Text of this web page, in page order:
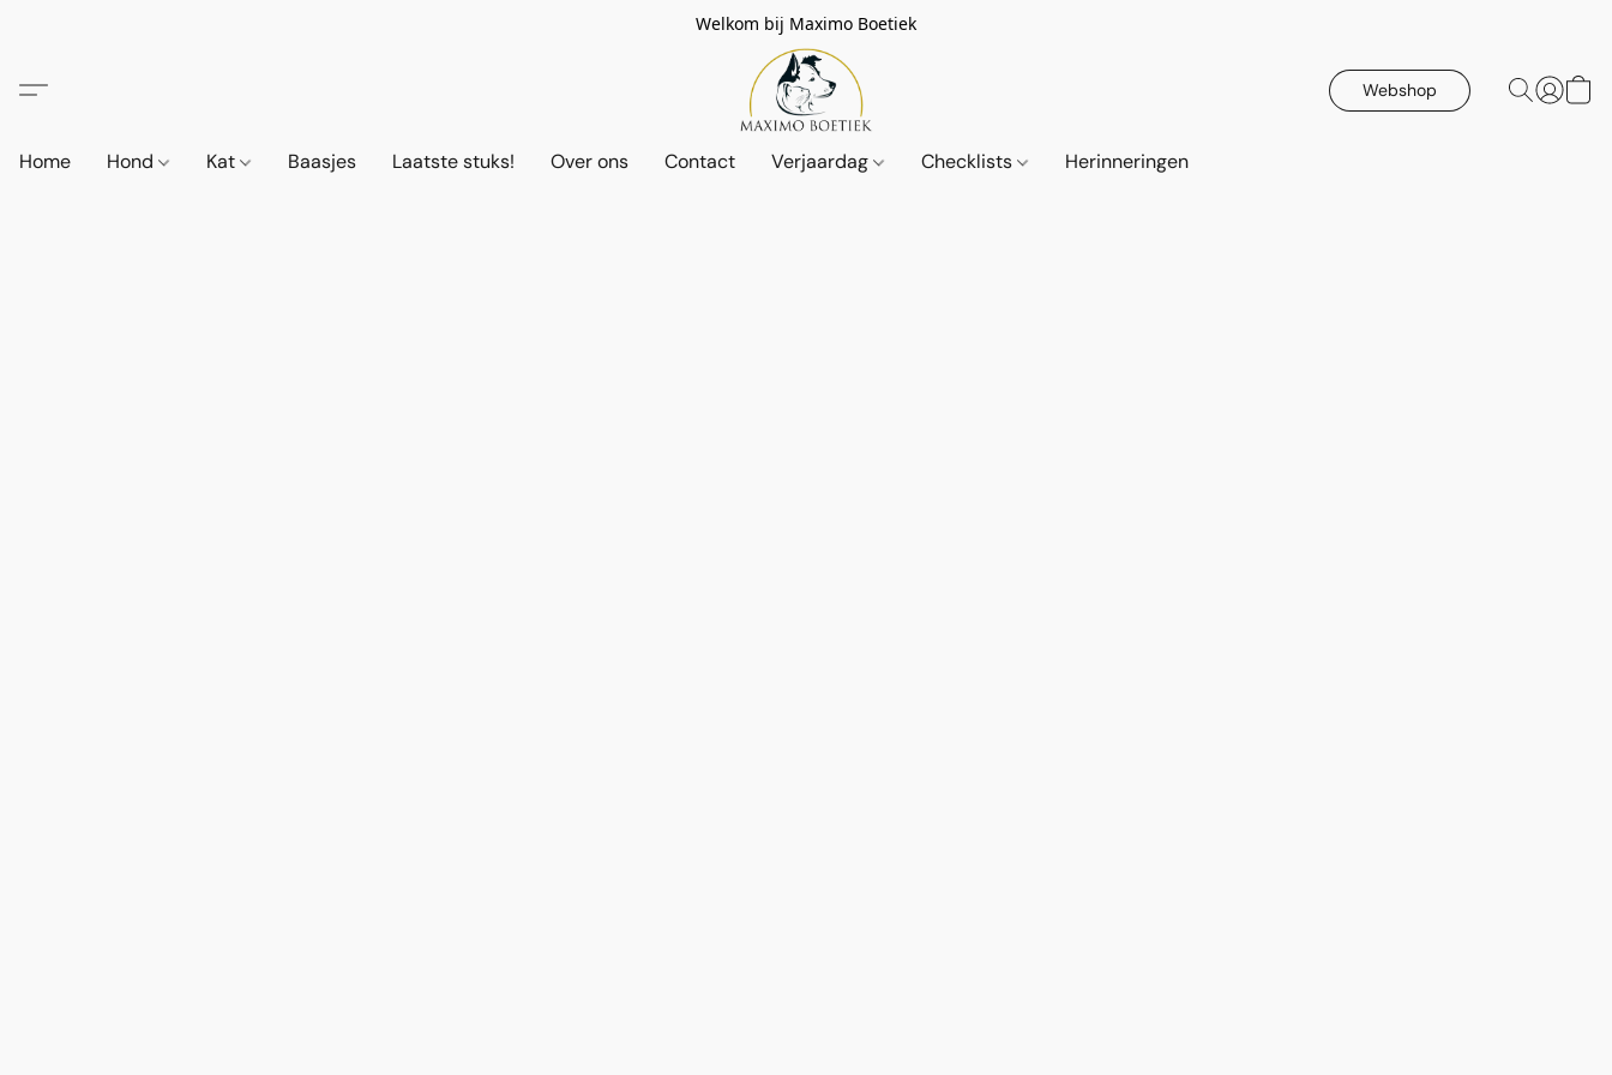
Welkom bij Maximo Boetiek
Webshop
Home Hond Kat Baasjes Laatste stuks! Over ons Contact Verjaardag Checklists Herinneringen